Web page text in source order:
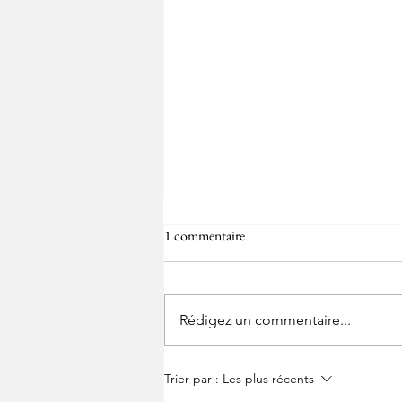
Stages au RCS Brainois
1 commentaire
Rédigez un commentaire...
Trier par : Les plus récents